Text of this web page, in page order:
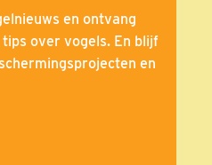
en ontvang
over vogels. En blijf
en